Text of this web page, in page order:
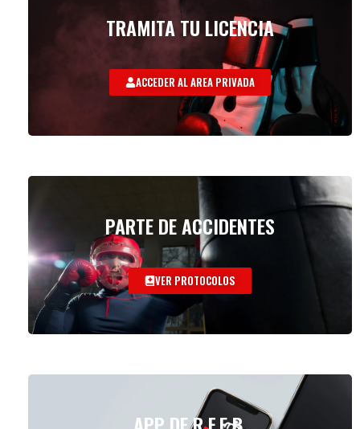
TRAMITA TU LICENCIA
ACCEDER AL AREA PRIVADA
PARTE DE ACCIDENTES
VER PROTOCOLOS